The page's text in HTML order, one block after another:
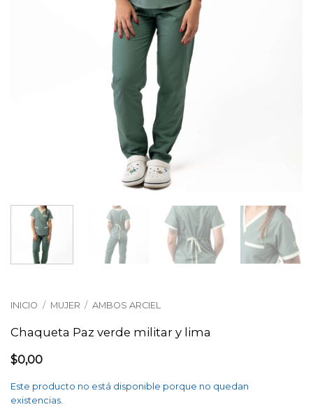
INICIO / MUJER / AMBOS ARCIEL
Chaqueta Paz verde militar y lima
$0,00
Este producto no está disponible porque no quedan
existencias.